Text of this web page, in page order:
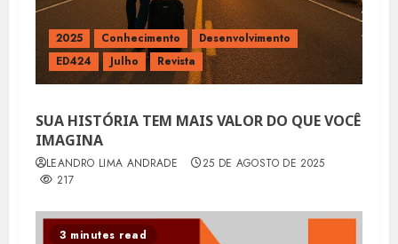
2025 Conhecimento
Desenvolvimento
ED424
Julho Revista
SUA HISTÓRIA TEM MAIS VALOR DO QUE VOCÊ
IMAGINA
LEANDRO LIMA ANDRADE
25 DE AGOSTO DE 2025
217
3 minutes read